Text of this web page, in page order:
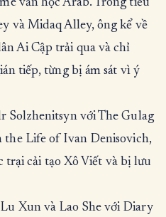
văn học Arab. Trong tiểu
và Midaq Alley, ông kể về
Ai Cập trải qua và chỉ
tiếp, từng bị ám sát vì ý
Solzhenitsyn với The Gulag
the Life of Ivan Denisovich,
trại cải tạo Xô Viết và bị lưu
Xun và Lao She với Diary